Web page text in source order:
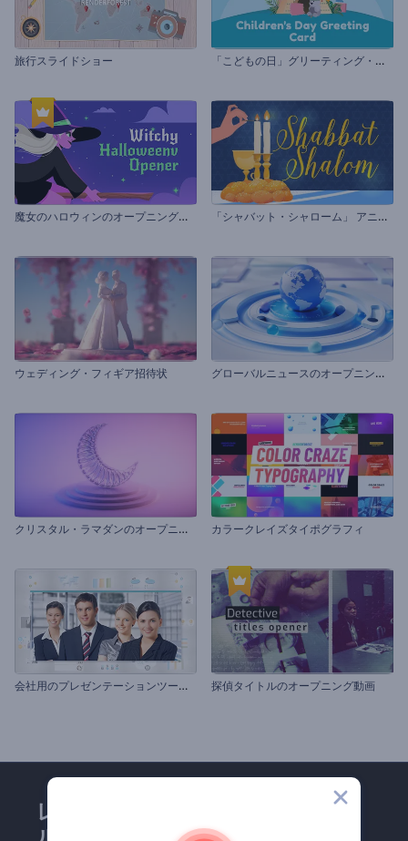
旅行スライドショー 「
こどもの日」グリーティング・カード
魔
女のハロウィンのオープニング動画 「
シャバット・シャローム」 アニメーション
ウェディング・フィギア招待状 グ
ローバルニュースのオープニング動画
ク
リスタル・ラマダンのオープニング動画 カラークレイズタイポグラフィ
会
社用のプレゼンテーションツールキット 探偵タイトルのオープニング動画
レンダーフォレストのメー